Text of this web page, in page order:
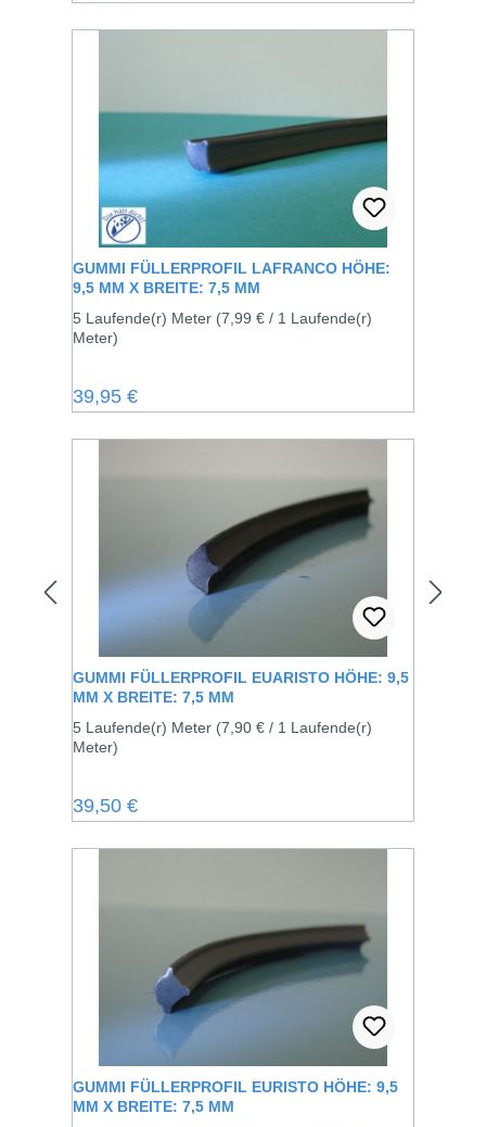
GUMMI FÜLLERPROFIL LAFRANCO HÖHE:
9,5 MM X BREITE: 7,5 MM
5 Laufende(r) Meter (7,99 € / 1 Laufende(r)
Meter)
Regulärer Preis:
39,95 €
GUMMI FÜLLERPROFIL EUARISTO HÖHE: 9,5
MM X BREITE: 7,5 MM
5 Laufende(r) Meter (7,90 € / 1 Laufende(r)
Meter)
Regulärer Preis:
39,50 €
GUMMI FÜLLERPROFIL EURISTO HÖHE: 9,5
MM X BREITE: 7,5 MM